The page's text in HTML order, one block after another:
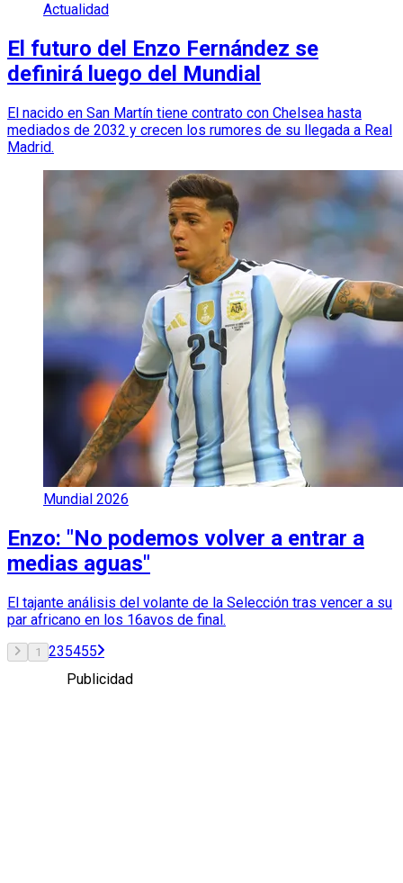
Actualidad
El futuro del Enzo Fernández se
definirá luego del Mundial
El nacido en San Martín tiene contrato con Chelsea hasta
mediados de 2032 y crecen los rumores de su llegada a Real
Madrid.
Mundial 2026
Enzo: "No podemos volver a entrar a
medias aguas"
El tajante análisis del volante de la Selección tras vencer a su
par africano en los 16avos de final.
1 235455
Publicidad